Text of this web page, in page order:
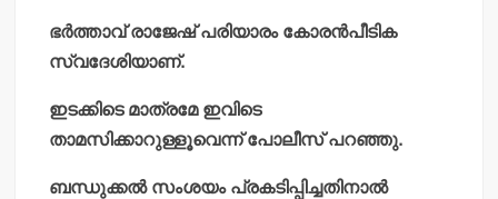
ഭര്‍ത്താവ് രാജേഷ് പരിയാരം കോരന്‍പീടിക
സ്വദേശിയാണ്.
ഇടക്കിടെ മാത്രമേ ഇവിടെ
താമസിക്കാറുള്ളൂവെന്ന് പോലീസ് പറഞ്ഞു.
ബന്ധുക്കല്‍ സംശയം പ്രകടിപ്പിച്ചതിനാല്‍